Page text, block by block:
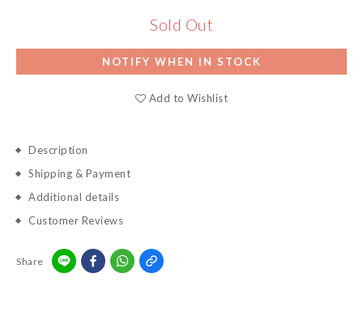
Sold Out
NOTIFY WHEN IN STOCK
Add to Wishlist
Description
Shipping & Payment
Additional details
Customer Reviews
Share